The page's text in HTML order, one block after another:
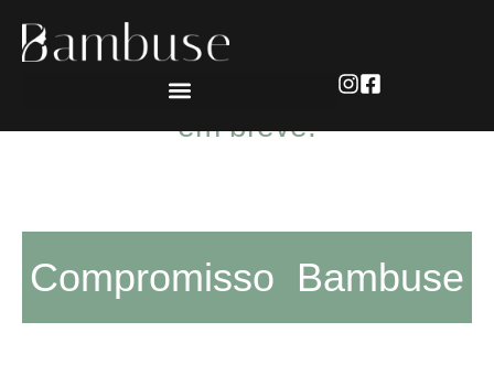
Obrigado!
Entraremos em contato com você
em breve.
Compromisso Bambuse